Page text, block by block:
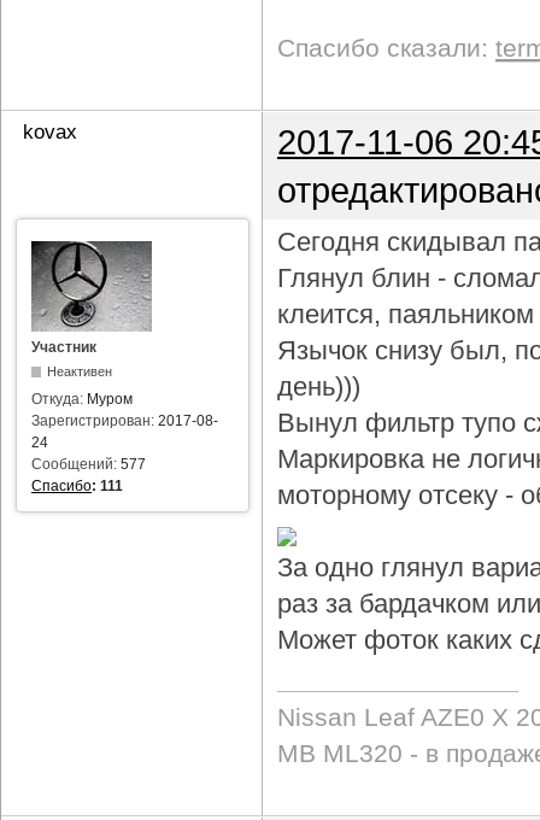
Спасибо сказали:
kovax
2017-11-06
Участник
Неактивен
Откуда: Муром
Зарегистрирован: 2017-08-
24
Сообщений: 577
Спасибо: 111
Сегодня скидывал
Глянул блин -
клеится,
Язычок снизу был,
день)))
Вынул фильтр тупо
Маркировка не
моторному отсеку -
За одно глянул
раз за бардачком
Может фоток каких
Nissan Leaf AZE0 X
MB ML320 - в